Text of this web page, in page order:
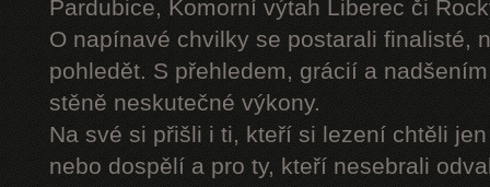
Pardubice, Komorní výtah Liberec či
O napínavé chvilky se postarali finalisté,
pohledět. S přehledem, grácií a
stěně neskutečné výkony.
Na své si přišli i ti, kteří si lezení chtěli
nebo dospělí a pro ty, kteří nesebrali